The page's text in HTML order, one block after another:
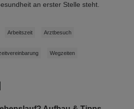
an erster Stelle steht.
Arbeitszeit Arztbesuch
Wegzeiten